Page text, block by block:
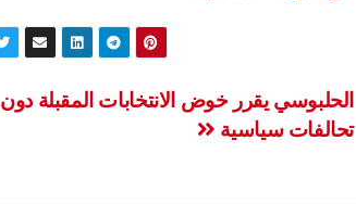
الحلبوسي يقرر خوض الانتخابات المقبلة دون
تحالفات سياسية